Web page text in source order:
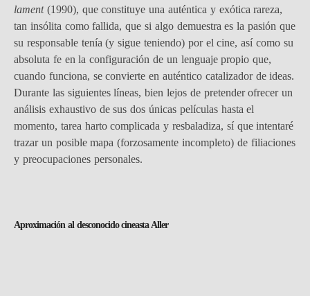
lament(1990), que constituye una auténtica y exótica rareza,
tan insólita como fallida, que si algo demuestra es la pasión que
su responsable tenía (y sigue teniendo) por el cine, así como su
absoluta fe en la configuración de un lenguaje propio que,
cuando funciona, se convierte en auténtico catalizador de ideas.
Durante las siguientes líneas, bien lejos de pretender ofrecer un
análisis exhaustivo de sus dos únicas películas hasta el
momento, tarea harto complicada y resbaladiza, sí que intentaré
trazar un posible mapa (forzosamente incompleto) de filiaciones
y preocupaciones personales.
Aproximación al desconocido cineasta Aller